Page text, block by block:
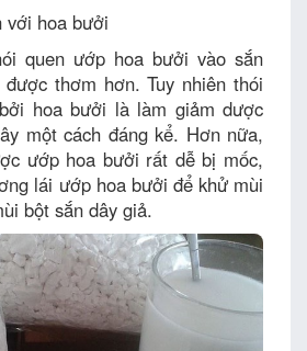
với hoa bưởi
quen ướp hoa bưởi vào sắn
thơm hơn. Tuy nhiên thói
hoa bưởi là làm giảm dược
một cách đáng kể. Hơn nữa,
ướp hoa bưởi rất dễ bị mốc,
lái ướp hoa bưởi để khử mùi
bột sắn dây giả.